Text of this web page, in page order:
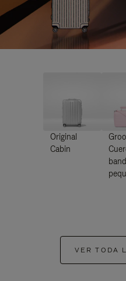
Original
Cabin
VER TODA